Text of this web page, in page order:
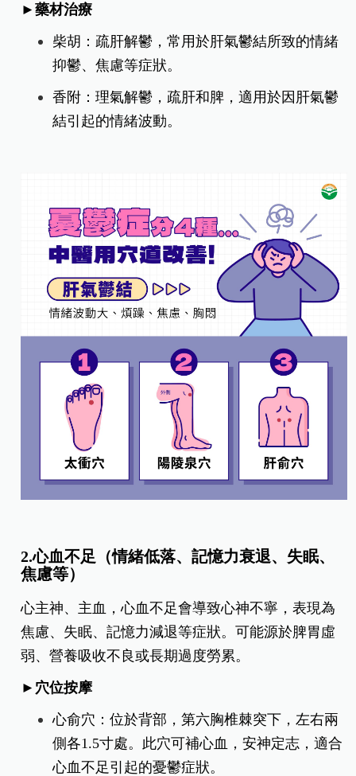
►藥材治療
柴胡：疏肝解鬱，常用於肝氣鬱結所致的情緒
抑鬱、焦慮等症狀。
香附：理氣解鬱，疏肝和脾，適用於因肝氣鬱
結引起的情緒波動。
2.心血不足（情緒低落、記憶力衰退、失眠、
焦慮等）
心主神、主血，心血不足會導致心神不寧，表現為
焦慮、失眠、記憶力減退等症狀。可能源於脾胃虛
弱、營養吸收不良或長期過度勞累。
►穴位按摩
心俞穴：位於背部，第六胸椎棘突下，左右兩
側各1.5寸處。此穴可補心血，安神定志，適合
心血不足引起的憂鬱症狀。